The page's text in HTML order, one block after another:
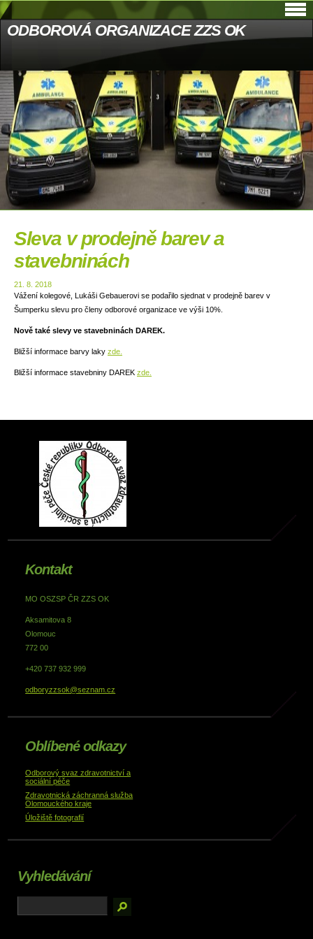
ODBOROVÁ ORGANIZACE ZZS OK
Sleva v prodejně barev a
stavebninách
21. 8. 2018
Vážení kolegové, Lukáši Gebauerovi se podařilo sjednat v prodejně barev v
Šumperku slevu pro členy odborové organizace ve výši 10%.
Nově také slevy ve stavebninách DAREK.
Bližší informace barvy laky zde.
Bližší informace stavebniny DAREK zde.
Kontakt
MO OSZSP ČR ZZS OK
Aksamitova 8
Olomouc
772 00
+420 737 932 999
odboryzzsok@seznam.cz
Oblíbené odkazy
Odborový svaz zdravotnictví a
sociální péče
Zdravotnická záchranná služba
Olomouckého kraje
Úložiště fotografií
Vyhledávání